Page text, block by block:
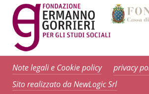
Note legali e Cookie policy
privacy
Sito realizzato da NewLogic Srl